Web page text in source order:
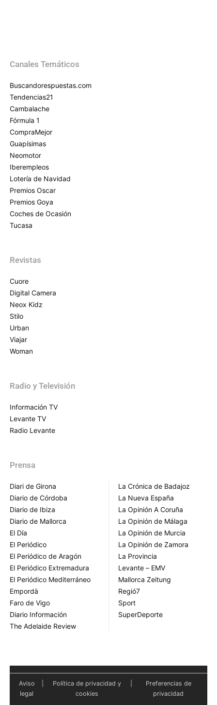
Canales Temáticos
Buscandorespuestas.com
Tendencias21
Cambalache
Fórmula 1
CompraMejor
Guapísimas
Neomotor
Iberempleos
Lotería de Navidad
Premios Oscar
Premios Goya
Coches de Ocasión
Tucasa
Revistas
Cuore
Digital Camera
Neox Kidz
Stilo
Urban
Viajar
Woman
Radio y Televisión
Información TV
Levante TV
Radio Levante
Prensa
Diari de Girona
Diario de Córdoba
Diario de Ibiza
Diario de Mallorca
El Día
El Periódico
El Periódico de Aragón
El Periódico Extremadura
El Periódico Mediterráneo
Empordà
Faro de Vigo
Diario Información
The Adelaide Review
La Crónica de Badajoz
La Nueva España
La Opinión A Coruña
La Opinión de Málaga
La Opinión de Murcia
La Opinión de Zamora
La Provincia
Levante – EMV
Mallorca Zeitung
Regió7
Sport
SuperDeporte
Aviso
legal
Política de privacidad y
cookies
Preferencias de
privacidad